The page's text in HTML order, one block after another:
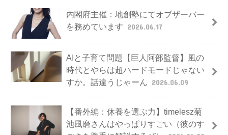
内閣府主催：地創塾にてオブザーバー
を務めています 2026.06.17
AIと子育て問題【巨人阿部監督】風の
時代とやらは超ハードモードじゃない
すか。話違うじゃーん 2026.06.09
【番外編：休養を選ぶ力】timelesz菊
池風磨さんはやっぱりすごい（彼のす